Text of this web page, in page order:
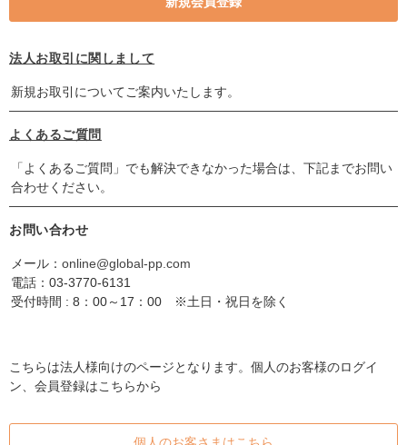
法人お取引に関しまして
新規お取引についてご案内いたします。
よくあるご質問
「よくあるご質問」でも解決できなかった場合は、下記までお問い
合わせください。
お問い合わせ
メール： online@global-pp.com
電話： 03-3770-6131
受付時間 : 8：00～17：00 ※土日・祝日を除く
こちらは法人様向けのページとなります。個人のお客様のログイ
ン、会員登録はこちらから